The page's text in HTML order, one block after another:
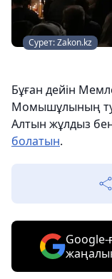
Сурет: Zakon.kz
Бұған дейін
Момышұлының
Алтын жұлдыз
болатын.